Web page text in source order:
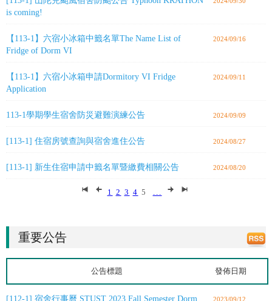
is coming!
【113-1】六宿小冰箱中籤名單The Name List of
Fridge of Dorm VI
2024/09/16
【113-1】六宿小冰箱申請Dormitory VI Fridge
Application
2024/09/11
113-1學期學生宿舍防災避難演練公告 2024/09/09
[113-1] 住宿房號查詢與宿舍進住公告 2024/08/27
[113-1] 新生住宿申請中籤名單暨繳費相關公告 2024/08/20
1 2 3 4 5 ...
重要公告
公告標題 發佈日期
[112-1] 宿舍行事曆 STUST 2023 Fall Semester Dorm
2023/09/12